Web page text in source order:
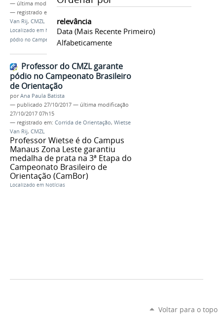
relevância
Data (mais Recente Primeiro)
Alfabeticamente
— última modificação27/10/2017 07h13
— registrado em:
Van Rij, CMZL
Localizado em Notícias /Professor do CMZL garante
pódio no Campeonato Brasileiro de Orientação
Professor do CMZL garante
pódio no Campeonato Brasileiro
de Orientação
porAna Paula Batista
— publicado 27/10/2017 — última modificação
27/10/2017 07h15
— registrado em: Corrida de Orientação, Wietse
Van Rij, CMZL
Professor Wietse é do Campus
Manaus Zona Leste garantiu
medalha de prata na 3ª Etapa do
Campeonato Brasileiro de
Orientação (CamBor)
Localizado em Notícias
Voltar para o topo